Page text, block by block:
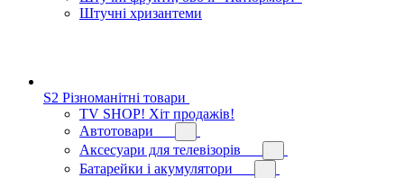
Штучні хризантеми
S2 Різноманітні товари
TV SHOP! Хіт продажів!
Автотовари
Аксесуари для телевізорів
Батарейки і акумулятори